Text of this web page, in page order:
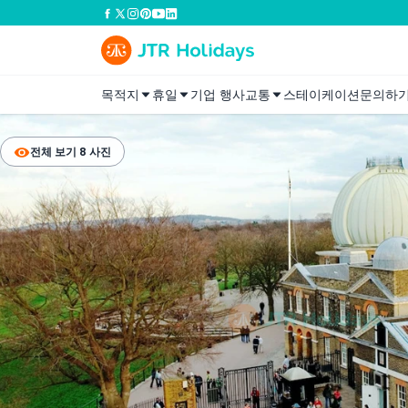
목적지 휴일 기업 행사교통 스테이케이션문의하
전체 보기 8 사진